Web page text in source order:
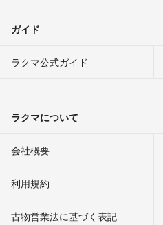
ガイド
ラクマ公式ガイド
ラクマについて
会社概要
利用規約
古物営業法に基づく表記